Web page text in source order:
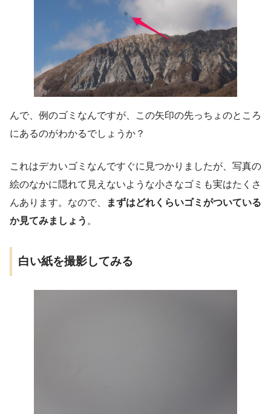
んで、例のゴミなんですが、この矢印の先っちょのところ
にあるのがわかるでしょうか？
これはデカいゴミなんですぐに見つかりましたが、写真の
絵のなかに隠れて見えないような小さなゴミも実はたくさ
んあります。なので、
まずはどれくらいゴミがついている
か見てみましょう 。
白い紙を撮影してみる